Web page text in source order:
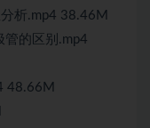
析.mp4 38.46M
的区别.mp4
48.66M